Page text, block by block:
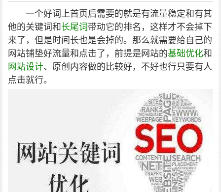
一个好词上首页后需要的就是有流量稳定和有其
他的关键词和长尾词带动它的排名，这样才不会掉下
来了，但是时间长也是会掉的。那么就需要给自己的
网站铺垫好流量和点击了，前提是网站的基础优化和
网站设计、原创内容做的比较好，不好也行只要有人
点击就行。